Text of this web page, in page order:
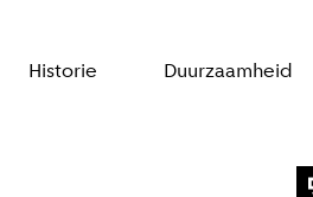
Historie Duurzaamheid